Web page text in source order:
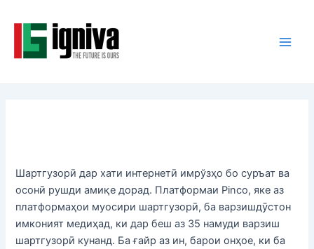
content
Шартгузорӣ дар хати интернетӣ имрўзҳо бо суръат ва
осонӣ рушди амиқе дорад. Платформаи Pinco, яке аз
платформаҳои муосири шартгузорӣ, ба варзишдӯстон
имконият медиҳад, ки дар беш аз 35 намуди варзиш
шартгузорӣ кунанд. Ба ғайр аз ин, барои онҳое, ки ба
navigation